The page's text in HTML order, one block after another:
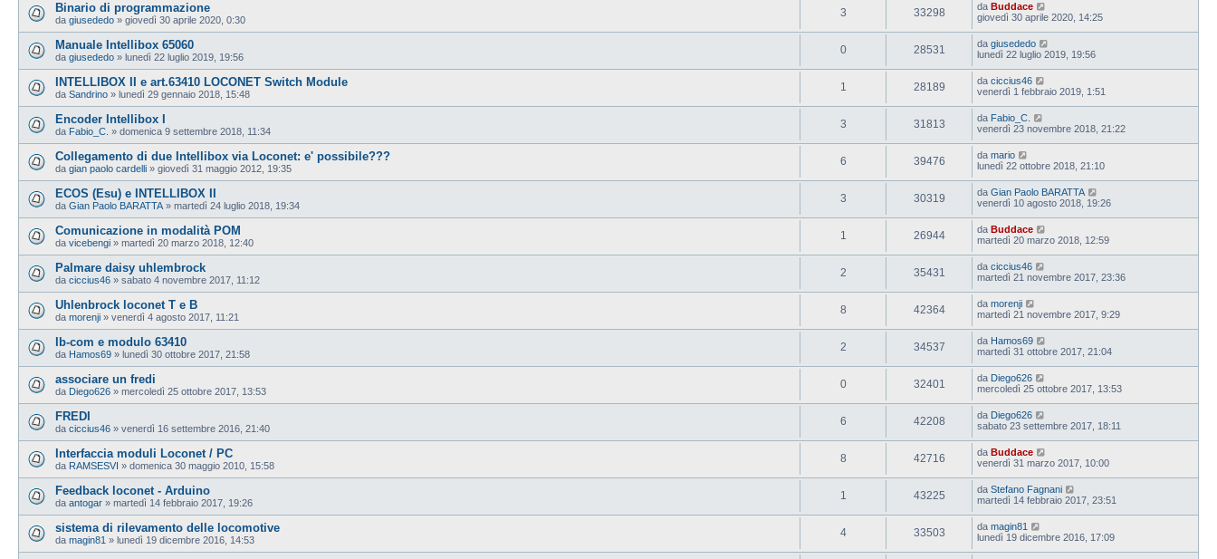
Binario di programmazione
da giusededo » giovedì 30 aprile 2020, 0:30
3 33298 da Buddace
giovedì 30 aprile 2020, 14:25
Manuale Intellibox 65060
da giusededo » lunedì 22 luglio 2019, 19:56
0 28531 da giusededo
lunedì 22 luglio 2019, 19:56
INTELLIBOX II e art.63410 LOCONET Switch Module
da Sandrino » lunedì 29 gennaio 2018, 15:48
1 28189 da ciccius46
venerdì 1 febbraio 2019, 1:51
Encoder Intellibox I
da Fabio_C. » domenica 9 settembre 2018, 11:34
3 31813 da Fabio_C.
venerdì 23 novembre 2018, 21:22
Collegamento di due Intellibox via Loconet: e' possibile???
da gian paolo cardelli » giovedì 31 maggio 2012, 19:35
6 39476 da mario
lunedì 22 ottobre 2018, 21:10
ECOS (Esu) e INTELLIBOX II
da Gian Paolo BARATTA » martedì 24 luglio 2018, 19:34
3 30319 da Gian Paolo BARATTA
venerdì 10 agosto 2018, 19:26
Comunicazione in modalità POM
da vicebengi » martedì 20 marzo 2018, 12:40
1 26944 da Buddace
martedì 20 marzo 2018, 12:59
Palmare daisy uhlembrock
da ciccius46 » sabato 4 novembre 2017, 11:12
2 35431 da ciccius46
martedì 21 novembre 2017, 23:36
Uhlenbrock loconet T e B
da morenji » venerdì 4 agosto 2017, 11:21
8 42364 da morenji
martedì 21 novembre 2017, 9:29
Ib-com e modulo 63410
da Hamos69 » lunedì 30 ottobre 2017, 21:58
2 34537 da Hamos69
martedì 31 ottobre 2017, 21:04
associare un fredi
da Diego626 » mercoledì 25 ottobre 2017, 13:53
0 32401 da Diego626
mercoledì 25 ottobre 2017, 13:53
FREDI
da ciccius46 » venerdì 16 settembre 2016, 21:40
6 42208 da Diego626
sabato 23 settembre 2017, 18:11
Interfaccia moduli Loconet / PC
da RAMSESVI » domenica 30 maggio 2010, 15:58
8 42716 da Buddace
venerdì 31 marzo 2017, 10:00
Feedback loconet - Arduino
da antogar » martedì 14 febbraio 2017, 19:26
1 43225 da Stefano Fagnani
martedì 14 febbraio 2017, 23:51
sistema di rilevamento delle locomotive
da magin81 » lunedì 19 dicembre 2016, 14:53
4 33503 da magin81
lunedì 19 dicembre 2016, 17:09